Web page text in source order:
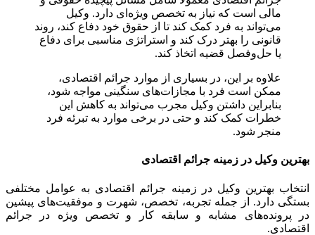
مالی است که نیاز به تخصص ویژه‌ای دارد. وکیل
می‌تواند به فرد کمک کند تا از حقوق خود دفاع کند، روند
قانونی را بهتر درک کند و استراتژی مناسبی برای دفاع
یا حل‌وفصل قضیه اتخاذ کند.
علاوه بر این، در بسیاری از موارد جرائم اقتصادی،
ممکن است فرد با مجازات‌های سنگینی مواجه شود،
بنابراین داشتن وکیل مجرب می‌تواند به کاهش این
خطرات کمک کند و حتی در برخی موارد به تبرئه فرد
منجر شود.
بهترین وکیل در زمینه جرائم اقتصادی
انتخاب بهترین وکیل در زمینه جرائم اقتصادی به عوامل مختلفی
بستگی دارد. از جمله تجربه، تخصص، شهرت و موفقیت‌های پیشین
در پرونده‌های مشابه و سابقه کار و تخصص ویژه در جرائم
اقتصادی.